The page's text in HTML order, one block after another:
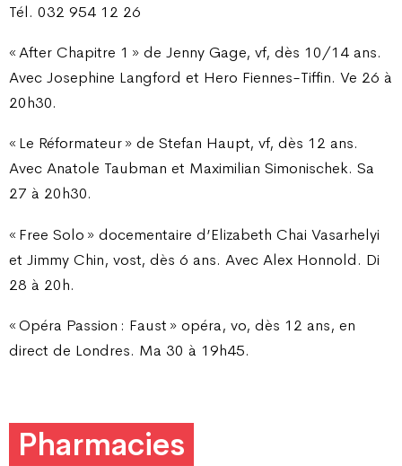
Tél. 032 954 12 26
« After Chapitre 1 » de Jenny Gage, vf, dès 10/14 ans.
Avec Josephine Langford et Hero Fiennes-Tiffin. Ve 26 à
20h30.
« Le Réformateur » de Stefan Haupt, vf, dès 12 ans.
Avec Anatole Taubman et Maximilian Simonischek. Sa
27 à 20h30.
« Free Solo » docementaire d’Elizabeth Chai Vasarhelyi
et Jimmy Chin, vost, dès 6 ans. Avec Alex Honnold. Di
28 à 20h.
« Opéra Passion : Faust » opéra, vo, dès 12 ans, en
direct de Londres. Ma 30 à 19h45.
Pharmacies